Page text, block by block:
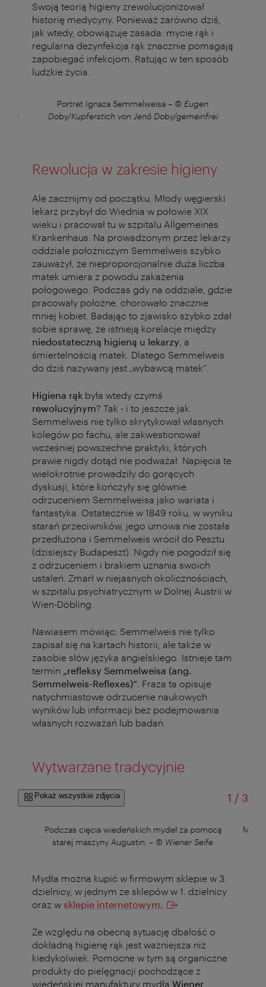
Swoją teorią higieny zrewolucjonizował
historię medycyny. Ponieważ zarówno dziś,
jak wtedy, obowiązuje zasada: mycie rąk i
regularna dezynfekcja rąk znacznie pomagają
zapobiegać infekcjom. Ratując w ten sposób
ludzkie życia.
Portret Ignaza Semmelweisa – © Eugen
Doby/Kupferstich von Jenő Doby/gemeinfrei
Rewolucja w zakresie higieny
Ale zacznijmy od początku. Młody węgierski
lekarz przybył do Wiednia w połowie XIX
wieku i pracował tu w szpitalu Allgemeines
Krankenhaus. Na prowadzonym przez lekarzy
oddziale położniczym Semmelweis szybko
zauważył, że nieproporcjonalnie duża liczba
matek umiera z powodu zakażenia
połogowego. Podczas gdy na oddziale, gdzie
pracowały położne, chorowało znacznie
mniej kobiet. Badając to zjawisko szybko zdał
sobie sprawę, że istnieją korelacje między
niedostateczną higieną u lekarzy , a
śmiertelnością matek. Dlatego Semmelweis
do dziś nazywany jest „wybawcą matek”.
Higiena rąk była wtedy czymś
rewolucyjnym? Tak - i to jeszcze jak.
Semmelweis nie tylko skrytykował własnych
kolegów po fachu, ale zakwestionował
wcześniej powszechne praktyki, których
prawie nigdy dotąd nie podważał. Napięcia te
wielokrotnie prowadziły do gorących
dyskusji, które kończyły się głównie
odrzuceniem Semmelweisa jako wariata i
fantastyka. Ostatecznie w 1849 roku, w wyniku
starań przeciwników, jego umowa nie została
przedłużona i Semmelweis wrócił do Pesztu
(dzisiejszy Budapeszt). Nigdy nie pogodził się
z odrzuceniem i brakiem uznania swoich
ustaleń. Zmarł w niejasnych okolicznościach,
w szpitalu psychiatrycznym w Dolnej Austrii w
Wien-Döbling.
Nawiasem mówiąc: Semmelweis nie tylko
zapisał się na kartach historii, ale także w
zasobie słów języka angielskiego. Istnieje tam
termin „refleksy Semmelweisa (ang.
Semmelweis-Reflexes)” . Fraza ta opisuje
natychmiastowe odrzucenie naukowych
wyników lub informacji bez podejmowania
własnych rozważań lub badań.
Wytwarzane tradycyjnie
Pokaż wszystkie zdjęcia 1 /od
3
Podczas cięcia wiedeńskich mydeł za pomocą
starej maszyny Augustin. – © Wiener Seife
Mydła można kupić w firmowym sklepie w 3.
dzielnicy, w jednym ze sklepów w 1. dzielnicy
oraz w sklepie internetowym.
Ze względu na obecną sytuację dbałość o
dokładną higienę rąk jest ważniejsza niż
kiedykolwiek. Pomocne w tym są organiczne
produkty do pielęgnacji pochodzące z
wiedeńskiej manufaktury mydła Wiener